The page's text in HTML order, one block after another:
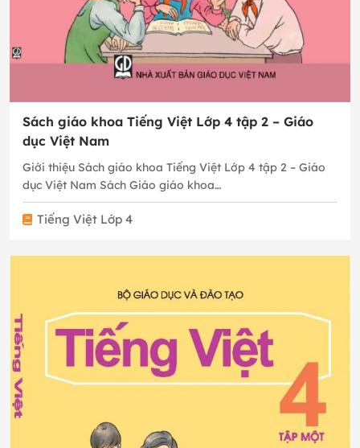
Sách giáo khoa Tiếng Việt Lớp 4 tập 2 – Giáo
dục Việt Nam
Giới thiệu Sách giáo khoa Tiếng Việt Lớp 4 tập 2 – Giáo
dục Việt Nam Sách Giáo giáo khoa…
Tiếng Việt Lớp 4